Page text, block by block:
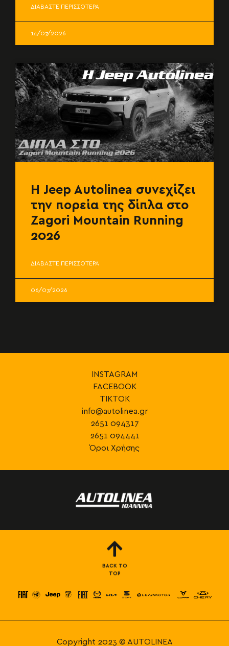
ΔΙΑΒΑΣΤΕ ΠΕΡΙΣΣΟΤΕΡΑ
14/07/2026
Η Jeep Autolinea συνεχίζει
την πορεία της δίπλα στο
Zagori Mountain Running
2026
ΔΙΑΒΑΣΤΕ ΠΕΡΙΣΣΟΤΕΡΑ
06/07/2026
INSTAGRAM
FACEBOOK
TIKTOK
info@autolinea.gr
2651 094317
2651 094441
Όροι Χρήσης
BACK TO
TOP
Copyright 2023 © AUTOLINEA